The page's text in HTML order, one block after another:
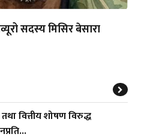
सदस्य मिसिर बेसारा
वित्तीय शोषण विरुद्ध